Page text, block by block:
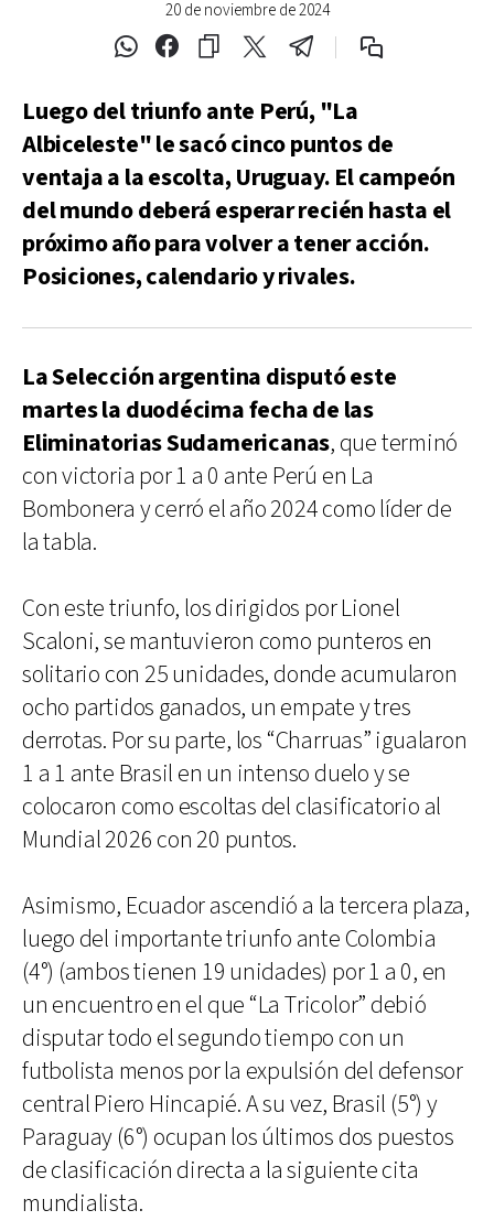
20 de noviembre de 2024
Luego del triunfo ante Perú, "La
Albiceleste" le sacó cinco puntos de
ventaja a la escolta, Uruguay. El campeón
del mundo deberá esperar recién hasta el
próximo año para volver a tener acción.
Posiciones, calendario y rivales.
La Selección argentina disputó este
martes la duodécima fecha de las
Eliminatorias Sudamericanas, que terminó
con victoria por 1 a 0 ante Perú en La
Bombonera y cerró el año 2024 como líder de
la tabla.
Con este triunfo, los dirigidos por Lionel
Scaloni, se mantuvieron como punteros en
solitario con 25 unidades, donde acumularon
ocho partidos ganados, un empate y tres
derrotas. Por su parte, los “Charruas” igualaron
1 a 1 ante Brasil en un intenso duelo y se
colocaron como escoltas del clasificatorio al
Mundial 2026 con 20 puntos.
Asimismo, Ecuador ascendió a la tercera plaza,
luego del importante triunfo ante Colombia
(4°) (ambos tienen 19 unidades) por 1 a 0, en
un encuentro en el que “La Tricolor” debió
disputar todo el segundo tiempo con un
futbolista menos por la expulsión del defensor
central Piero Hincapié. A su vez, Brasil (5°) y
Paraguay (6°) ocupan los últimos dos puestos
de clasificación directa a la siguiente cita
mundialista.